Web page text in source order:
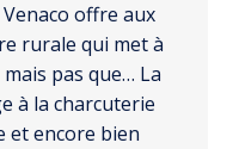
Venaco offre aux
rurale qui met à
pas que… La
à la charcuterie
et encore bien